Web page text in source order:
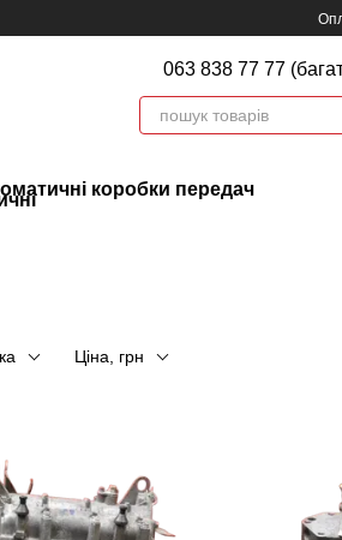
063 838 77 77
коробки передач
Ціна, грн